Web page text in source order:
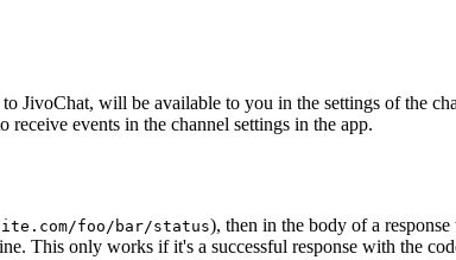
to JivoChat, will be available to you in the settings of the
receive events in the channel settings in the app.
foo/bar/status), then in the body of a response
This only works if it's a successful response with the